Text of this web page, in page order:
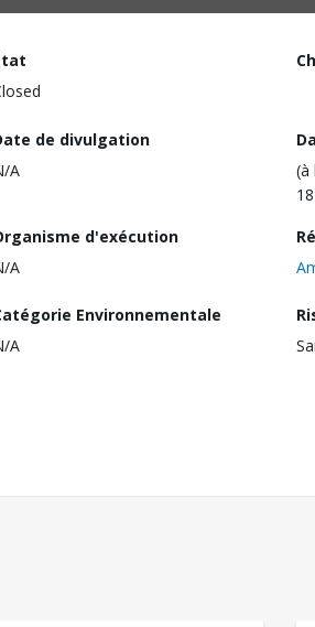
de divulgation
A
(à
d'exécution
A
Environnementale
A